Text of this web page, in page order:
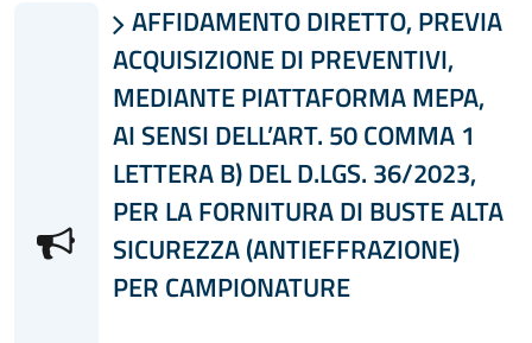
 AFFIDAMENTO DIRETTO, PREVIA
ACQUISIZIONE DI PREVENTIVI,
MEDIANTE PIATTAFORMA MEPA,
AI SENSI DELL’ART. 50 COMMA 1
LETTERA B) DEL D.LGS. 36/2023,
PER LA FORNITURA DI BUSTE ALTA
SICUREZZA (ANTIEFFRAZIONE)
PER CAMPIONATURE